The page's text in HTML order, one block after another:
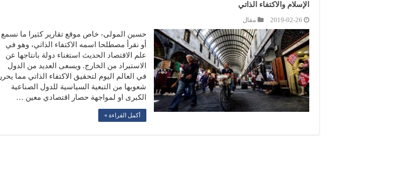
الإسلام والاكتفاء الذاتي
2019-02-26 مقال
حسين المولى- خاص موقع تقارير كثيرا ما نسمع
أو نقرأ مصطلحا اسمه الاكتفاء الذاتي، وهو في
علم الاقتصاد الحديث استغناء دولة بانتاجها عن
الاستيراد من الخارج. ويسعى العديد من الدول
في العالم اليوم لتحقيق الاكتفاء الذاتي مما يحرر
شعوبها من التبعية السياسية للدول الصناعية
الكبرى او لمواجهة حصار اقتصادي معين …
أكمل القراءة »